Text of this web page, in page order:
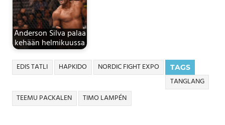
Anderson Silva palaa
kehään helmikuussa
TAGS
EDIS TATLI HAPKIDO
NORDIC FIGHT EXPO
TANGLANG
TEEMU PACKALEN
TIMO LAMPÉN